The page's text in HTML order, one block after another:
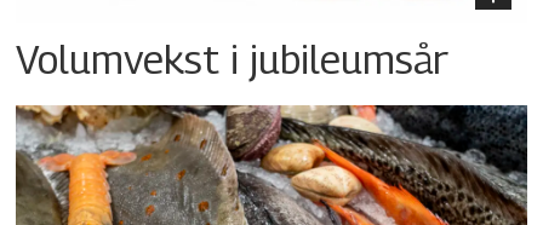
Volumvekst i jubileumsår